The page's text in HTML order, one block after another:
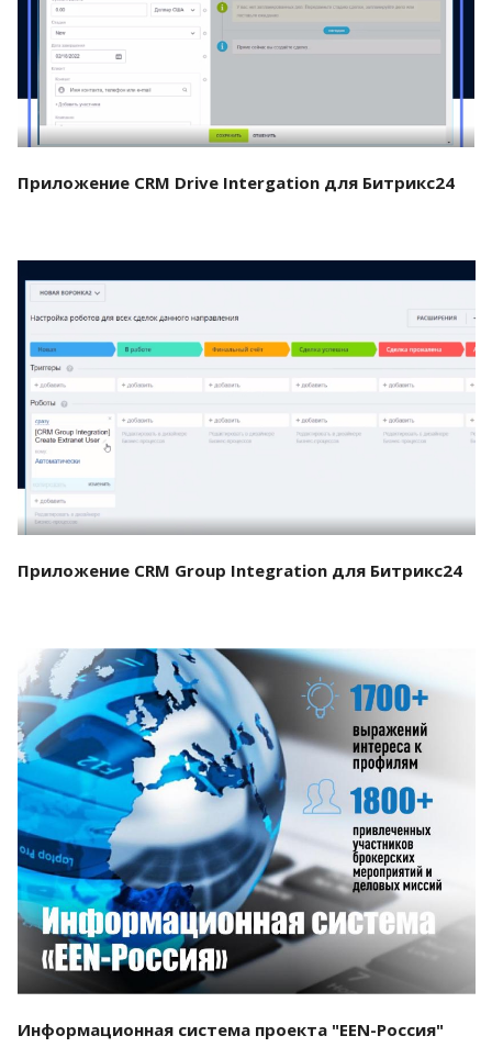
Смотреть проект
Приложение CRM Drive Intergation для Битрикс24
Смотреть проект
Приложение CRM Group Integration для Битрикс24
Смотреть проект
Информационная система проекта "EEN-Россия"